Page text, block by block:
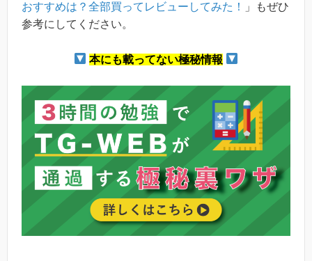
おすすめは？全部買ってレビューしてみた！
」もぜひ
参考にしてください。
本にも載ってない極秘情報